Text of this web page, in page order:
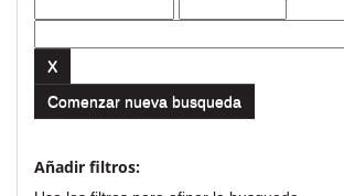
Comenzar nueva busqueda
Añadir filtros: